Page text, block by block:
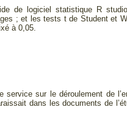
de logiciel statistique R
; et les tests t de Student et
à 0,05.
service sur le déroulement de
dans les documents de